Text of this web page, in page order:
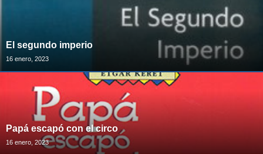
El segundo imperio
16 enero, 2023
Papá escapó con el circo
16 enero, 2023